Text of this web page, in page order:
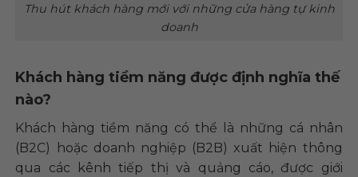
Thu hút khách hàng mới với những cửa hàng tự kinh
doanh
Khách hàng tiềm năng được định nghĩa thế
nào?
Khách hàng tiềm năng có thể là những cá nhân
(B2C) hoặc doanh nghiệp (B2B) xuất hiện thông
qua các kênh tiếp thị và quảng cáo, được giới